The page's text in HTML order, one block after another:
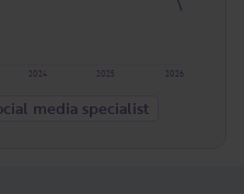
2026
2025
2024
media specialist